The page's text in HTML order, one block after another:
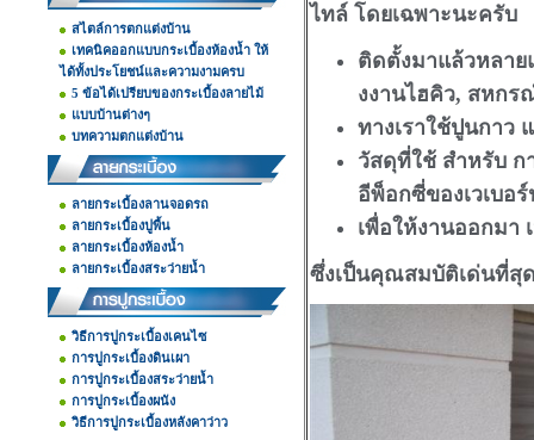
สไตล์การตกแต่งบ้าน
เทคนิคออกแบบกระเบื้องห้องน้ำ ให้
ได้ทั้งประโยชน์และความงามครบ
5 ข้อได้เปรียบของกระเบื้องลายไม้
แบบบ้านต่างๆ
บทความตกแต่งบ้าน
ลายกระเบื้องลานจอดรถ
ลายกระเบื้องปูพื้น
ลายกระเบื้องห้องน้ำ
ลายกระเบื้องสระว่ายน้ำ
วิธีการปูกระเบื้องเคนไซ
การปูกระเบื้องดินเผา
การปูกระเบื้องสระว่ายน้ำ
การปูกระเบื้องผนัง
วิธีการปูกระเบื้องหลังคาว่าว
ไทล์ โดยเฉพาะนะครับ
ติดตั้งมาแล้วหลาย
งงานไฮคิว, สหก
ทางเราใช้ปูนกาว
วัสดุที่ใช้ สำหรับ ก
อีพ็อกซี่ของเวเบอ
เพื่อให้งานออกมา
ซึ่งเป็นคุณสมบัติเด่นที่